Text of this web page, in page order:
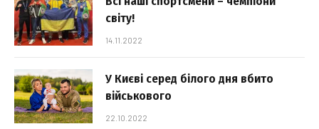
світу!
14.11.2022
У Києві серед білого дня вбито
військового
22.10.2022